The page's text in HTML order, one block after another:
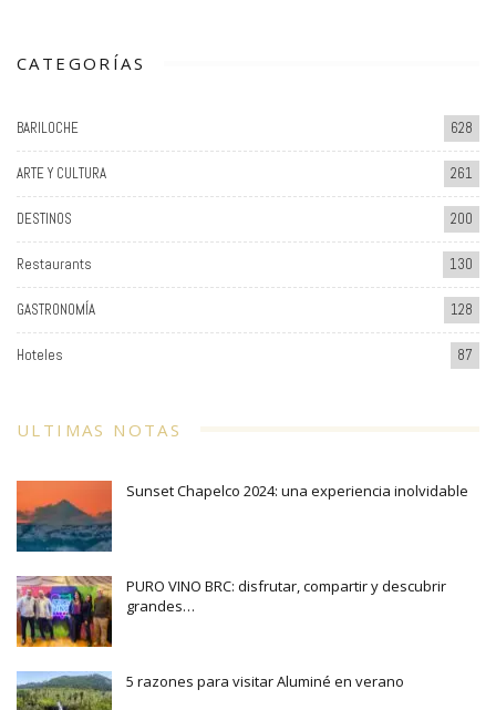
CATEGORÍAS
BARILOCHE 628
ARTE Y CULTURA 261
DESTINOS 200
Restaurants 130
GASTRONOMÍA 128
Hoteles 87
ULTIMAS NOTAS
Sunset Chapelco 2024: una experiencia inolvidable
PURO VINO BRC: disfrutar, compartir y descubrir
grandes…
5 razones para visitar Aluminé en verano